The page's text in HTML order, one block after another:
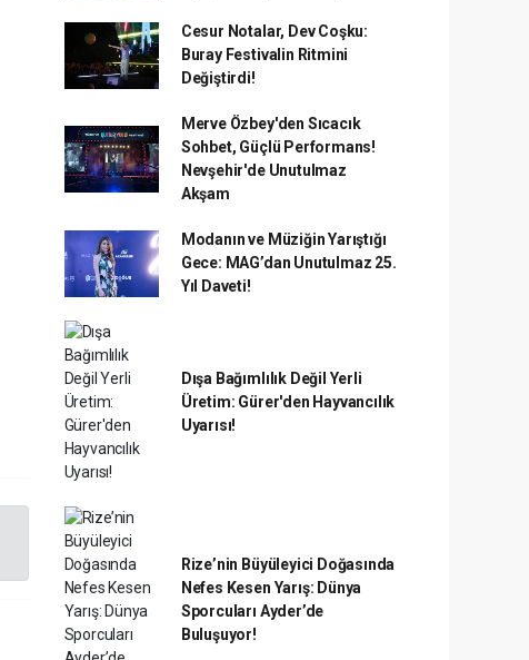
Cesur Notalar, Dev Coşku:
Buray Festivalin Ritmini
Değiştirdi!
Merve Özbey'den Sıcacık
Sohbet, Güçlü Performans!
Nevşehir'de Unutulmaz
Akşam
Modanın ve Müziğin Yarıştığı
Gece: MAG’dan Unutulmaz 25.
Yıl Daveti!
Dışa Bağımlılık Değil Yerli
Üretim: Gürer'den Hayvancılık
Uyarısı!
Rize’nin Büyüleyici Doğasında
Nefes Kesen Yarış: Dünya
Sporcuları Ayder’de
Buluşuyor!